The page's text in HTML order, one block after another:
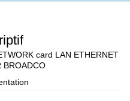
card LAN ETHERNET
BROADCO